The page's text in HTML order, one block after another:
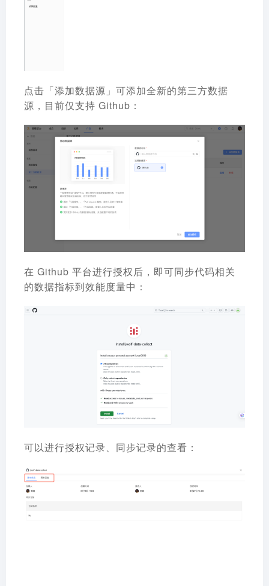
点击「添加数据源」可添加全新的第三方数据
源，目前仅支持 Github：
在 Github 平台进行授权后，即可同步代码相关
的数据指标到效能度量中：
可以进行授权记录、同步记录的查看：